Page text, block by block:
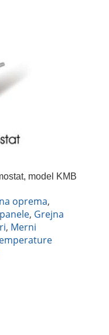
model KMB
oprema,
, Grejna
, Merni